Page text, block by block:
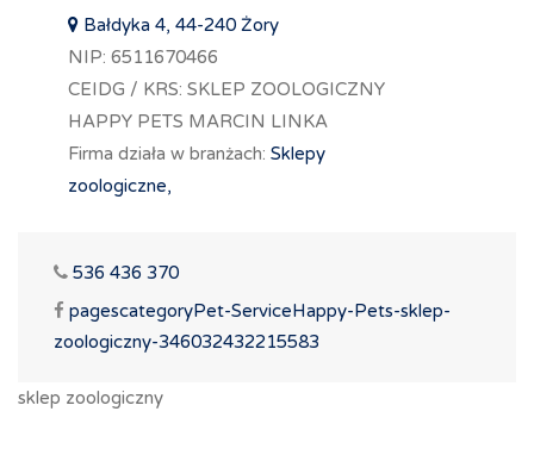
Bałdyka 4, 44-240 Żory
NIP: 6511670466
CEIDG / KRS: SKLEP ZOOLOGICZNY
HAPPY PETS MARCIN LINKA
Firma działa w branżach: Sklepy
zoologiczne,
536 436 370
pagescategoryPet-ServiceHappy-Pets-sklep-
zoologiczny-346032432215583
sklep zoologiczny